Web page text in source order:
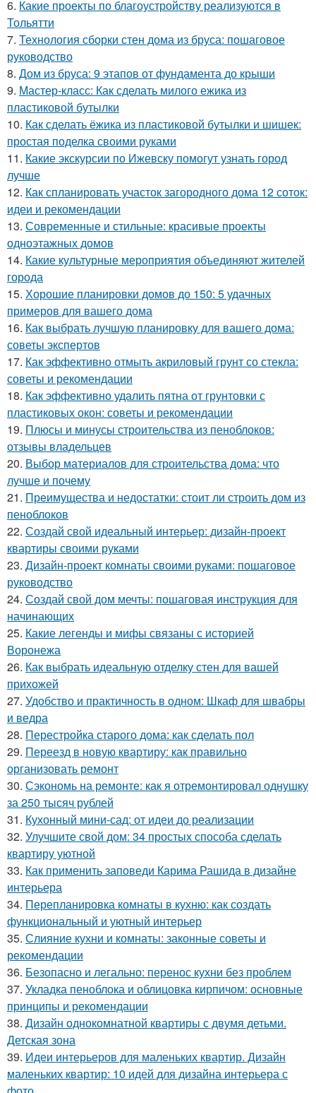
6. Какие проекты по благоустройству реализуются в
Тольятти
7. Технология сборки стен дома из бруса: пошаговое
руководство
8. Дом из бруса: 9 этапов от фундамента до крыши
9. Мастер-класс: Как сделать милого ежика из
пластиковой бутылки
10. Как сделать ёжика из пластиковой бутылки и шишек:
простая поделка своими руками
11. Какие экскурсии по Ижевску помогут узнать город
лучше
12. Как спланировать участок загородного дома 12 соток:
идеи и рекомендации
13. Современные и стильные: красивые проекты
одноэтажных домов
14. Какие культурные мероприятия объединяют жителей
города
15. Хорошие планировки домов до 150: 5 удачных
примеров для вашего дома
16. Как выбрать лучшую планировку для вашего дома:
советы экспертов
17. Как эффективно отмыть акриловый грунт со стекла:
советы и рекомендации
18. Как эффективно удалить пятна от грунтовки с
пластиковых окон: советы и рекомендации
19. Плюсы и минусы строительства из пеноблоков:
отзывы владельцев
20. Выбор материалов для строительства дома: что
лучше и почему
21. Преимущества и недостатки: стоит ли строить дом из
пеноблоков
22. Создай свой идеальный интерьер: дизайн-проект
квартиры своими руками
23. Дизайн-проект комнаты своими руками: пошаговое
руководство
24. Создай свой дом мечты: пошаговая инструкция для
начинающих
25. Какие легенды и мифы связаны с историей
Воронежа
26. Как выбрать идеальную отделку стен для вашей
прихожей
27. Удобство и практичность в одном: Шкаф для швабры
и ведра
28. Перестройка старого дома: как сделать пол
29. Переезд в новую квартиру: как правильно
организовать ремонт
30. Сэкономь на ремонте: как я отремонтировал однушку
за 250 тысяч рублей
31. Кухонный мини-сад: от идеи до реализации
32. Улучшите свой дом: 34 простых способа сделать
квартиру уютной
33. Как применить заповеди Карима Рашида в дизайне
интерьера
34. Перепланировка комнаты в кухню: как создать
функциональный и уютный интерьер
35. Слияние кухни и комнаты: законные советы и
рекомендации
36. Безопасно и легально: перенос кухни без проблем
37. Укладка пеноблока и облицовка кирпичом: основные
принципы и рекомендации
38. Дизайн однокомнатной квартиры с двумя детьми.
Детская зона
39. Идеи интерьеров для маленьких квартир. Дизайн
маленьких квартир: 10 идей для дизайна интерьера с